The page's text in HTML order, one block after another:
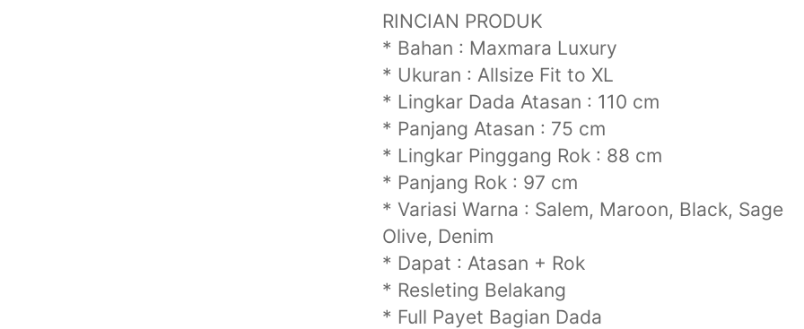
RINCIAN PRODUK
* Bahan : Maxmara Luxury
* Ukuran : Allsize Fit to XL
* Lingkar Dada Atasan : 110 cm
* Panjang Atasan : 75 cm
* Lingkar Pinggang Rok : 88 cm
* Panjang Rok : 97 cm
* Variasi Warna : Salem, Maroon, Black, Sage
Olive, Denim
* Dapat : Atasan + Rok
* Resleting Belakang
* Full Payet Bagian Dada